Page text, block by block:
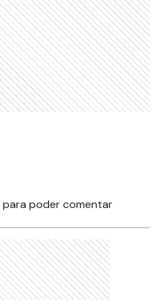
para poder comentar